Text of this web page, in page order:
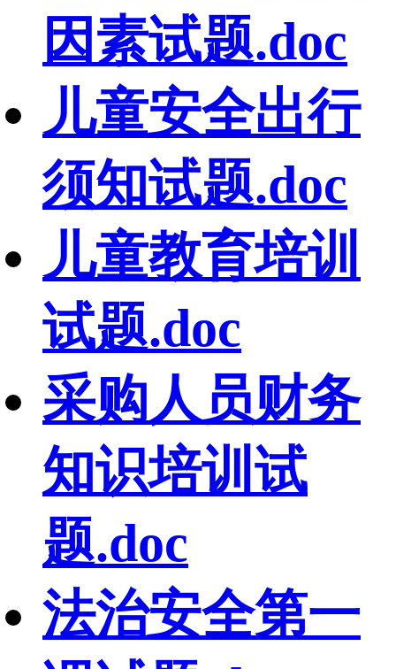
因素试题.doc
儿童安全出行
须知试题.doc
儿童教育培训
试题.doc
采购人员财务
知识培训试
题.doc
法治安全第一